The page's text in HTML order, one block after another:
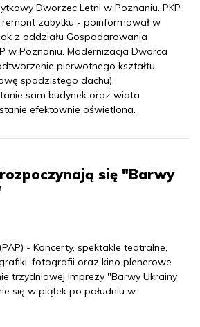
Dworzec Letni w Poznaniu. PKP
zabytku - poinformował w
z oddziału Gospodarowania
w Poznaniu. Modernizacja Dworca
pierwotnego kształtu
spadzistego dachu).
sam budynek oraz wiata
efektownie oświetlona.
się "Barwy
- Koncerty, spektakle teatralne,
fotografii oraz kino plenerowe
trzydniowej imprezy "Barwy Ukrainy
się w piątek po południu w